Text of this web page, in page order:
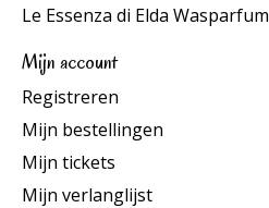
Le Essenza di Elda Wasparfum
Mijn account
Registreren
Mijn bestellingen
Mijn tickets
Mijn verlanglijst